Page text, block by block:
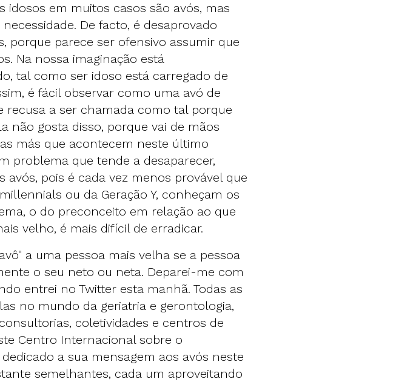
idosos em muitos casos são avós, mas
De facto, é desaprovado
porque parece ser ofensivo assumir que
Na nossa imaginação está
tal como ser idoso está carregado de
é fácil observar como uma avó de
recusa a ser chamada como tal porque
não gosta disso, porque vai de mãos
más que acontecem neste último
problema que tende a desaparecer,
avós, pois é cada vez menos provável que
ou da Geração Y, conheçam os
o do preconceito em relação ao que
velho, é mais difícil de erradicar.
a uma pessoa mais velha se a pessoa
o seu neto ou neta. Deparei-me com
entrei no Twitter esta manhã. Todas as
no mundo da geriatria e gerontologia,
coletividades e centros de
Centro Internacional sobre o
a sua mensagem aos avós neste
semelhantes, cada um aproveitando